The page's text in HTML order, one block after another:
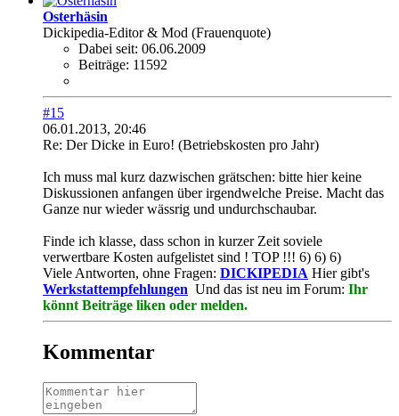
Osterhäsin
Dickipedia-Editor & Mod (Frauenquote)
Dabei seit: 06.06.2009
Beiträge: 11592
#15
06.01.2013, 20:46
Re: Der Dicke in Euro! (Betriebskosten pro Jahr)
Ich muss mal kurz dazwischen grätschen: bitte hier keine
Diskussionen anfangen über irgendwelche Preise. Macht das
Ganze nur wieder wässrig und undurchschaubar.
Finde ich klasse, dass schon in kurzer Zeit soviele
verwertbare Kosten aufgelistet sind ! TOP !!! 6) 6) 6)
Viele Antworten, ohne Fragen: DICKIPEDIA Hier gibt's
Werkstattempfehlungen Und das ist neu im Forum: Ihr
könnt Beiträge liken oder melden.
Kommentar